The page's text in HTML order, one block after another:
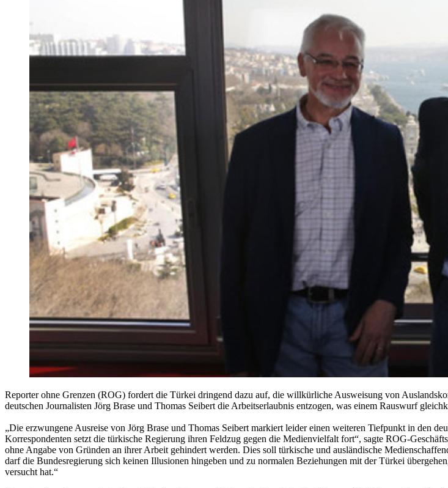
Reporter ohne Grenzen (ROG) fordert die Türkei dringend dazu auf, die willkürliche Ausweisung von
deutschen Journalisten Jörg Brase und Thomas Seibert die Arbeitserlaubnis entzogen, was einem Rauswurf
„Die erzwungene Ausreise von Jörg Brase und Thomas Seibert markiert leider einen weiteren Tiefpunkt in den
Korrespondenten setzt die türkische Regierung ihren Feldzug gegen die Medienvielfalt fort“, sagte ROG-
ohne Angabe von Gründen an ihrer Arbeit gehindert werden. Dies soll türkische und ausländische
darf die Bundesregierung sich keinen Illusionen hingeben und zu normalen Beziehungen mit der Türkei
versucht hat.“